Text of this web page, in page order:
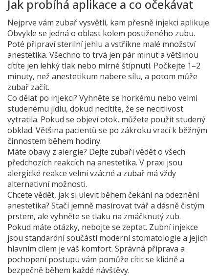
Jak probíhá aplikace a co očekávat
Nejprve vám zubař vysvětlí, kam přesně injekci aplikuje.
Obvykle se jedná o oblast kolem postiženého zubu.
Poté připraví sterilní jehlu a vstříkne malé množství
anestetika. Všechno to trvá jen pár minut a většinou
cítíte jen lehký tlak nebo mírné štípnutí. Počkejte 1–2
minuty, než anestetikum nabere sílu, a potom může
zubař začít.
Co dělat po injekci? Vyhněte se horkému nebo velmi
studenému jídlu, dokud necítíte, že se necitlivost
vytratila. Pokud se objeví otok, můžete použít studený
obklad. Většina pacientů se po zákroku vrací k běžným
činnostem během hodiny.
Máte obavy z alergie? Dejte zubaři vědět o všech
předchozích reakcích na anestetika. V praxi jsou
alergické reakce velmi vzácné a zubař má vždy
alternativní možnosti.
Chcete vědět, jak si ulevit během čekání na odeznění
anestetika? Stačí jemně masírovat tvář a dásně čistým
prstem, ale vyhněte se tlaku na zmáčknutý zub.
Pokud máte otázky, nebojte se zeptat. Zubní injekce
jsou standardní součástí moderní stomatologie a jejich
hlavním cílem je váš komfort. Správná příprava a
pochopení postupu vám pomůže cítit se klidně a
bezpečně během každé návštěvy.